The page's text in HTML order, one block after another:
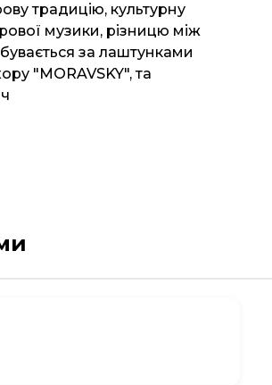
традицію, культурну
музики, різницю між
за лаштунками
"MORAVSKY", та